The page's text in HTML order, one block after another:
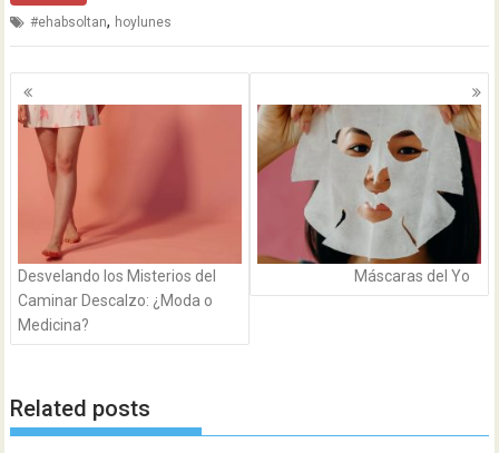
#ehabsoltan, hoylunes
Navegación
de
entradas
Desvelando los Misterios del
Caminar Descalzo: ¿Moda o
Medicina?
Máscaras del Yo
Related posts